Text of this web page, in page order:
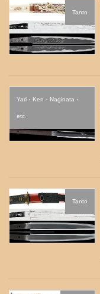
Tanto
Yari・Ken・Naginata・
etc.
Tanto